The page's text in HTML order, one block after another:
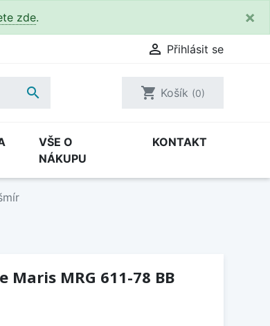
zde. ×
 Přihlásit se
 shopping_cart Košík (0)
VŠE O
NÁKUPU
KONTAKT
Maris MRG 611-78 BB